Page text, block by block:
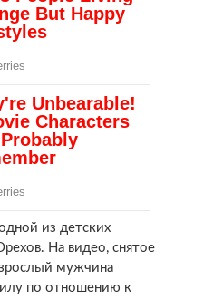
из детских
На видео, снятое
мужчина
по отношению к